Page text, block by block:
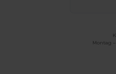
Montag –